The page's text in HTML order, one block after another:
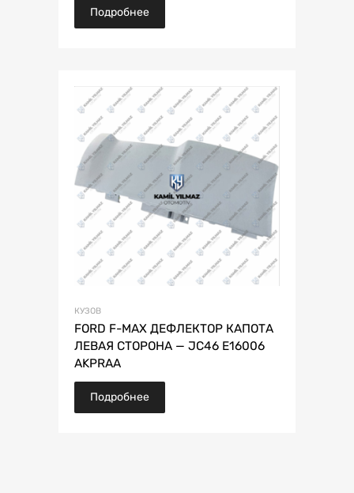
Подробнее
КУЗОВ
FORD F-MAX ДЕФЛЕКТОР КАПОТА
ЛЕВАЯ СТОРОНА — JC46 E16006
AKPRAA
Подробнее